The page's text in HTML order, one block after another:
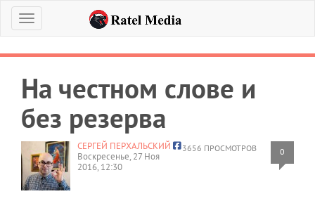
Меню
На честном слове и
без резерва
3656 ПРОСМОТРОВ 0
СЕРГЕЙ ПЕРХАЛЬСКИЙ
Воскресенье, 27 Ноя
2016, 12:30